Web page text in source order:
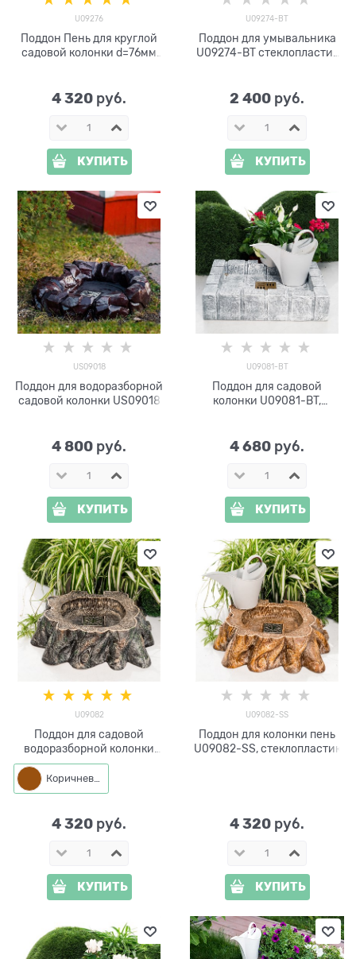
U09276
Поддон Пень для круглой
садовой колонки d=76мм
4 320 руб.
КУПИТЬ
U09274-ВТ
Поддон для умывальника
U09274-ВТ стеклопластик
2 400 руб.
КУПИТЬ
US09018
Поддон для водоразборной
садовой колонки US09018
4 800 руб.
КУПИТЬ
U09081-BT
Поддон для садовой
колонки U09081-BT,
4 680 руб.
КУПИТЬ
U09082
Поддон для садовой
водоразборной колонки
U09082 Хитсад
Коричневый
4 320 руб.
КУПИТЬ
U09082-SS
Поддон для колонки пень
U09082-SS, стеклопластик
4 320 руб.
КУПИТЬ